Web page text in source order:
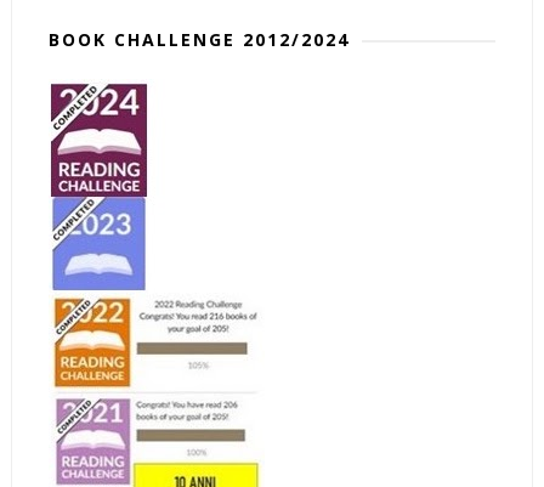
BOOK CHALLENGE 2012/2024